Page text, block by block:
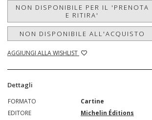
NON DISPONIBILE PER IL 'PRENOTA
E RITIRA'
NON DISPONIBILE ALL'ACQUISTO
AGGIUNGI ALLA WISHLIST
Dettagli
FORMATO
Cartine
EDITORE
Michelin Éditions